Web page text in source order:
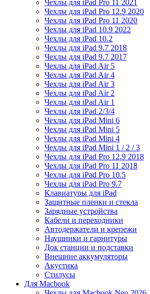
Чехлы для iPad Pro 11 2021
Чехлы для iPad Pro 12.9 2020
Чехлы для iPad Pro 11 2020
Чехлы для iPad 10.9 2022
Чехлы для iPad 10.2
Чехлы для iPad 9.7 2018
Чехлы для iPad 9.7 2017
Чехлы для iPad Air 5
Чехлы для iPad Air 4
Чехлы для iPad Air 3
Чехлы для iPad Air 2
Чехлы для iPad Air 1
Чехлы для iPad 2/3/4
Чехлы для iPad Mini 6
Чехлы для iPad Mini 5
Чехлы для iPad Mini 4
Чехлы для iPad Mini 1 / 2 / 3
Чехлы для iPad Pro 12.9 2018
Чехлы для iPad Pro 11 2018
Чехлы для iPad Pro 10.5
Чехлы для iPad Pro 9.7
Клавиатуры для iPad
Защитные пленки и стекла
Зарядные устройства
Кабели и переходники
Автодержатели и крепежи
Наушники и гарнитуры
Док станции и подставки
Внешние аккумуляторы
Акустика
Стилусы
Для Macbook